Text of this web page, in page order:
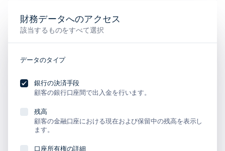
財務データへのアクセス
該当するものをすべて選択
データのタイプ
銀行の決済手段
顧客の銀行口座間で出入金を行います。
残高
顧客の金融口座における現在および保留中の残高を表示し
ます。
口座所有権の詳細